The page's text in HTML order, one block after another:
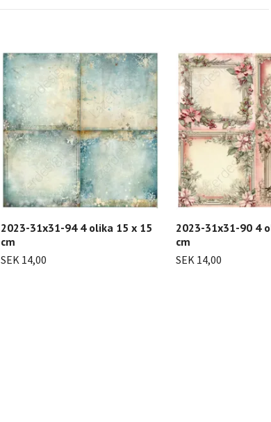
2023-31x31-94 4 olika 15 x 15
cm
SEK 14,00
2023-31x31-90 4
cm
SEK 14,00